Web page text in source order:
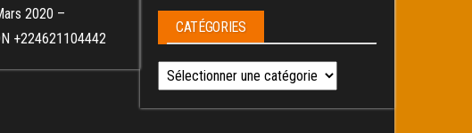
2020 –
+224621104442
CATÉGORIES
Catégories